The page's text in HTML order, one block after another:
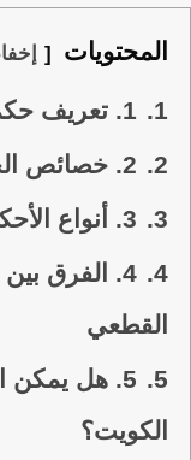
المحتويات
1.
1. تعريف حكم قطعي في القانون الكويتي
2.
2. خصائص الحكم القطعي في الكويت
3.
3. أنواع الأحكام القضائية في الكويت
4.
4. الفرق
القطعي
5.
5. هل يمكن
الكويت؟